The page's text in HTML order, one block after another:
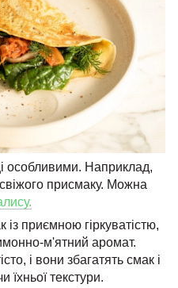
особливими. Наприклад,
присмаку. Можна
приємною гіркуватістю,
м'ятний аромат.
і вони збагатять смак і
текстури.